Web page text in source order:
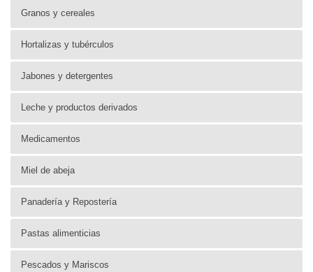
Granos y cereales
Hortalizas y tubérculos
Jabones y detergentes
Leche y productos derivados
Medicamentos
Miel de abeja
Panadería y Repostería
Pastas alimenticias
Pescados y Mariscos